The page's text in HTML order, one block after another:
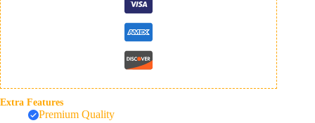
Extra Features
Premium Quality